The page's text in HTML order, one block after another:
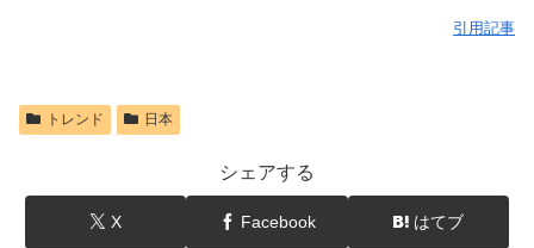
引用記事
トレンド 日本
シェアする
X Facebook はてブ